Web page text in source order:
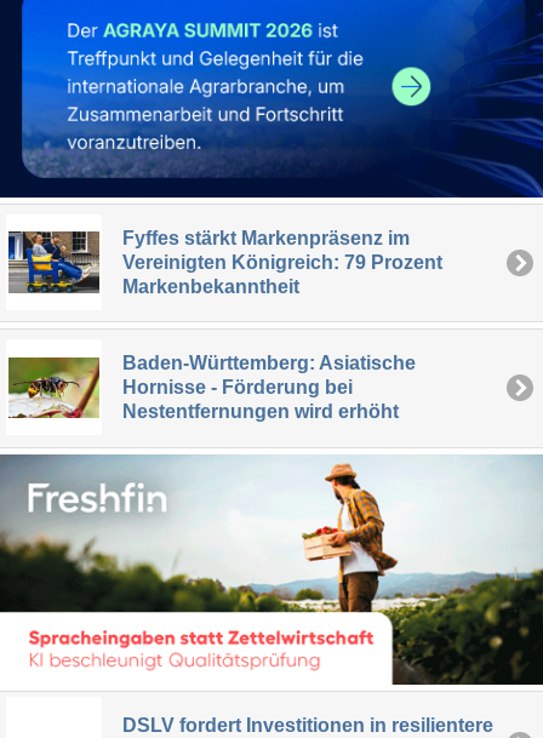
Fyffes stärkt Markenpräsenz im
Vereinigten Königreich: 79 Prozent
Markenbekanntheit
Baden-Württemberg: Asiatische
Hornisse - Förderung bei
Nestentfernungen wird erhöht
DSLV fordert Investitionen in resilientere